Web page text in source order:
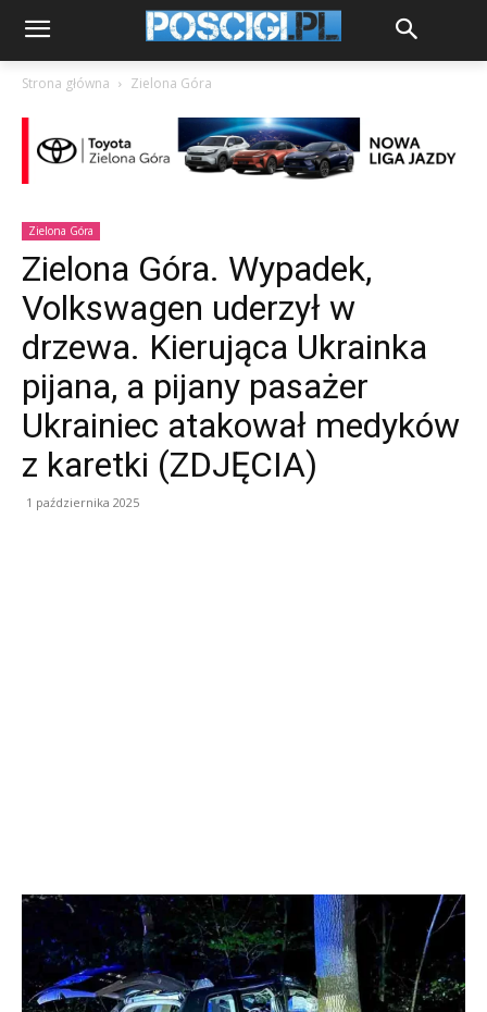
Strona główna Zielona Góra
Zielona Góra
Zielona Góra. Wypadek,
Volkswagen uderzył w
drzewa. Kierująca Ukrainka
pijana, a pijany pasażer
Ukrainiec atakował medyków
z karetki (ZDJĘCIA)
1 października 2025